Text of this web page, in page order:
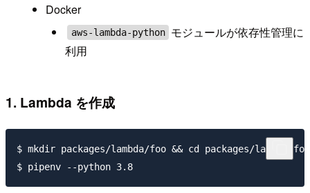
Docker
aws-lambda-python モジュールが依存性管理に
利用
1. Lambda を作成
$ mkdir packages/lambda/foo && cd packages/lambda/foo